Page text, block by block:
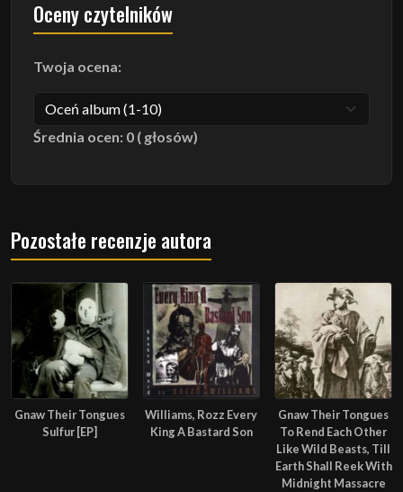
Oceny czytelników
Twoja ocena:
Średnia ocen: 0 ( głosów)
Pozostałe recenzje autora
Gnaw Their Tongues
Sulfur [EP]
Williams, Rozz Every
King A Bastard Son
Gnaw Their Tongues
To Rend Each Other
Like Wild Beasts, Till
Earth Shall Reek With
Midnight Massacre